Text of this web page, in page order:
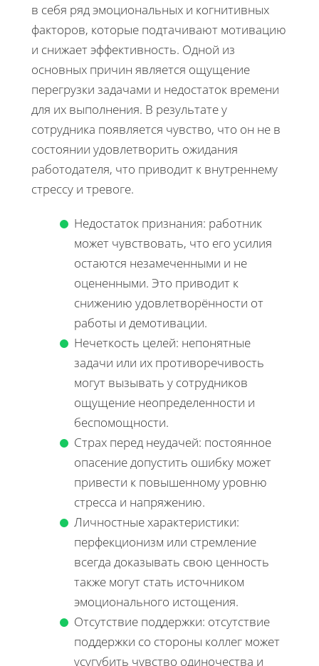
в себя ряд эмоциональных и когнитивных
факторов, которые подтачивают мотивацию
и снижает эффективность. Одной из
основных причин является ощущение
перегрузки задачами и недостаток времени
для их выполнения. В результате у
сотрудника появляется чувство, что он не в
состоянии удовлетворить ожидания
работодателя, что приводит к внутреннему
стрессу и тревоге.
Недостаток признания: работник
может чувствовать, что его усилия
остаются незамеченными и не
оцененными. Это приводит к
снижению удовлетворённости от
работы и демотивации.
Нечеткость целей: непонятные
задачи или их противоречивость
могут вызывать у сотрудников
ощущение неопределенности и
беспомощности.
Страх перед неудачей: постоянное
опасение допустить ошибку может
привести к повышенному уровню
стресса и напряжению.
Личностные характеристики:
перфекционизм или стремление
всегда доказывать свою ценность
также могут стать источником
эмоционального истощения.
Отсутствие поддержки: отсутствие
поддержки со стороны коллег может
усугубить чувство одиночества и